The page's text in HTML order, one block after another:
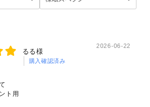
るる様
購入確認済み
2026-06-22
ト用